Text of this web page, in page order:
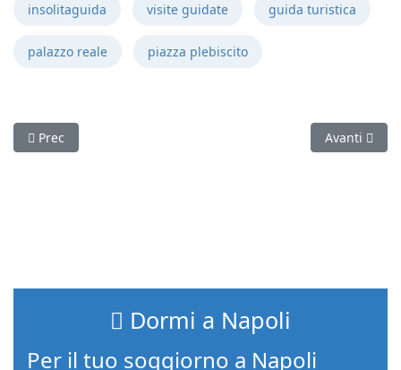
insolitaguida visite guidate guida turistica
palazzo reale piazza plebiscito
Articolo precedente: Scavi archeologici di Pompei
Prec Articolo
Avanti
Dormi a Napoli
Per il tuo soggiorno a Napoli